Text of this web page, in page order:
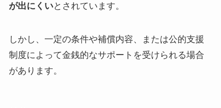
が出にくいとされています。
しかし、一定の条件や補償内容、または公的支援
制度によって金銭的なサポートを受けられる場合
があります。